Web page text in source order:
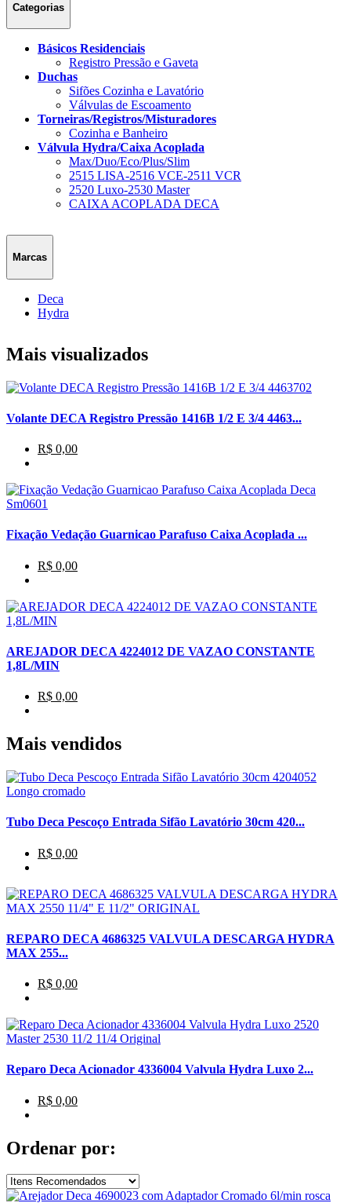
Categorias
Básicos Residenciais
Registro Pressão e Gaveta
Duchas
Sifões Cozinha e Lavatório
Válvulas de Escoamento
Torneiras/Registros/Misturadores
Cozinha e Banheiro
Válvula Hydra/Caixa Acoplada
Max/Duo/Eco/Plus/Slim
2515 LISA-2516 VCE-2511 VCR
2520 Luxo-2530 Master
CAIXA ACOPLADA DECA
Marcas
Deca
Hydra
Mais visualizados
Volante DECA Registro Pressão 1416B 1/2 E 3/4 4463...
R$ 0,00
Fixação Vedação Guarnicao Parafuso Caixa Acoplada ...
R$ 0,00
AREJADOR DECA 4224012 DE VAZAO CONSTANTE
1,8L/MIN
R$ 0,00
Mais vendidos
Tubo Deca Pescoço Entrada Sifão Lavatório 30cm 420...
R$ 0,00
REPARO DECA 4686325 VALVULA DESCARGA HYDRA
MAX 255...
R$ 0,00
Reparo Deca Acionador 4336004 Valvula Hydra Luxo 2...
R$ 0,00
Ordenar por: